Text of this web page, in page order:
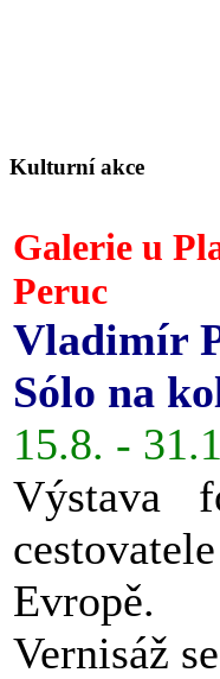
Kulturní akce
Galerie u
Peruc
Vladimír
Sólo na
15.8. -
Výstava
Evropě.
Vernisáž